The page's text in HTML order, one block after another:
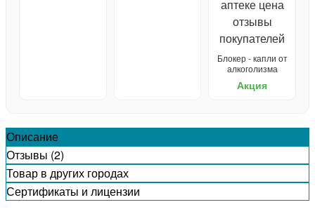
Блокер - капли от
алкоголизма
Акция
Описание
Отзывы (2)
Товар в других городах
Сертификаты и лицензии